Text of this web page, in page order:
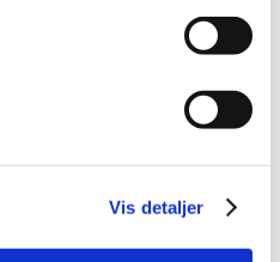
Vis detaljer